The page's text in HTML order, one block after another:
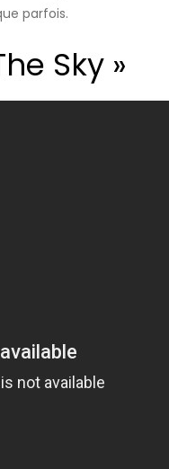
parfois.
Sky »